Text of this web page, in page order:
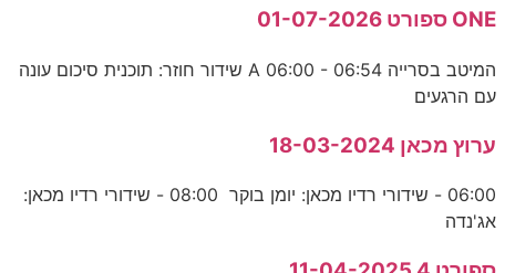
ONE ספורט 01-07-2026
המיטב בסרייה A 06:00 - 06:54 שידור חוזר: תוכנית סיכום עונה
עם הרגעים
ערוץ מכאן 18-03-2024
06:00 - שידורי רדיו מכאן: יומן בוקר 08:00 - שידורי רדיו מכאן:
אג'נדה